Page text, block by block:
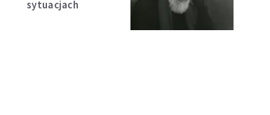
sytuacjach